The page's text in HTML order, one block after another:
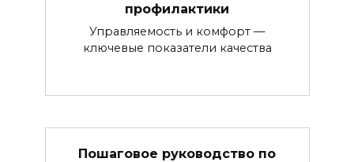
профилактики
Управляемость и комфорт —
ключевые показатели качества
Пошаговое руководство по